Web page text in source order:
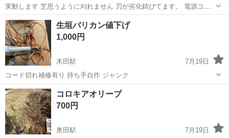
実動します 芝思うように刈れません 刃が劣化錆びてます。 電源コー
ド無し ボディ割れ
愛知 稲沢市 木田駅 その他
生垣バリカン値下げ
1,000円
木田駅
7月19日
コード切れ補修有り 持ち手自作 ジャンク
愛知 稲沢市 木田駅 その他
コロキアオリーブ
700円
奥田駅
7月19日